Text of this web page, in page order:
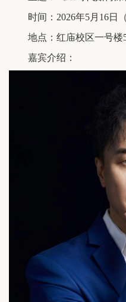
时间：2026年5月16日
地点：红庙校区一号楼
嘉宾介绍：